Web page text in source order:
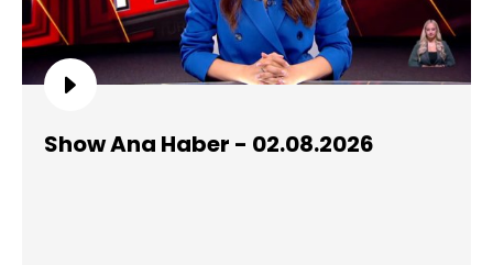
Show Ana Haber - 02.08.2026